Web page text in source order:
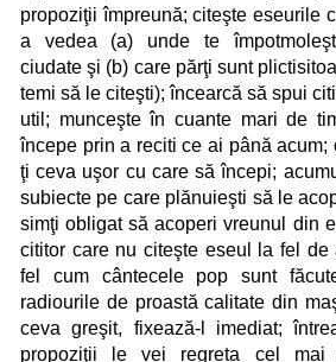
propoziţii împreună; citeşte eseurile
a vedea (a) unde te
ciudate şi (b) care părţi sunt
temi să le citeşti); încearcă să spui
util; munceşte în cuante mari de
începe prin a reciti ce ai până acum;
ţi ceva uşor cu care să începi;
subiecte pe care plănuieşti să le
simţi obligat să acoperi vreunul din
cititor care nu citeşte eseul la fel de
fel cum cântecele pop sunt
radiourile de proastă calitate din
ceva greşit, fixează-l imediat;
propoziţii le vei regreta cel mai